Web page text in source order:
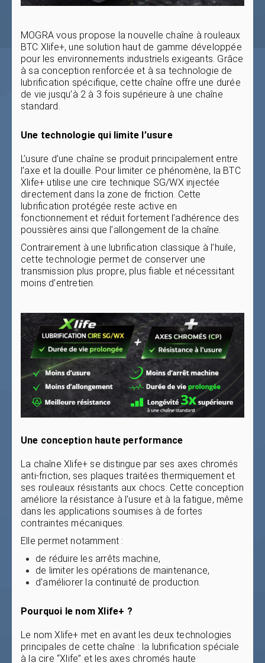
MOGRA vous propose la nouvelle chaîne à rouleaux
BTC Xlife+, une solution haut de gamme développée
pour les environnements industriels exigeants. Grâce
à sa conception renforcée et à sa technologie de
lubrification spécifique, cette chaîne offre une durée
de vie jusqu’à 2 à 3 fois supérieure à une chaîne
standard.
Une technologie qui limite l’usure
L’usure d’une chaîne se produit principalement entre
l’axe et la douille. Pour limiter ce phénomène, la BTC
Xlife+ utilise une cire technique SG/WX injectée
directement dans la zone de friction. Cette
lubrification protégée reste active en
fonctionnement et réduit fortement l’adhérence des
poussières ainsi que l’allongement de la chaîne.
Contrairement à une lubrification classique à l’huile,
cette technologie permet de conserver une
transmission plus propre, plus fiable et nécessitant
moins d’entretien.
Une conception haute performance
La chaîne Xlife+ se distingue par ses axes chromés
anti-friction, ses plaques traitées thermiquement et
ses rouleaux résistants aux chocs. Cette conception
améliore la résistance à l’usure et à la fatigue, même
dans les applications soumises à de fortes
contraintes mécaniques.
Elle permet notamment :
de réduire les arrêts machine,
de limiter les opérations de maintenance,
d’améliorer la continuité de production.
Pourquoi le nom Xlife+ ?
Le nom Xlife+ met en avant les deux technologies
principales de cette chaîne : la lubrification spéciale
à la cire “Xlife” et les axes chromés haute